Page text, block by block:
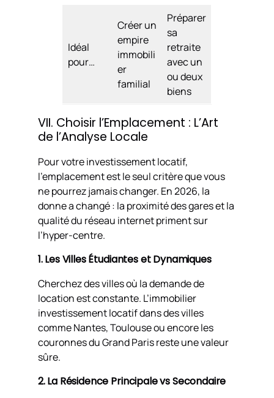
Idéal
pour…
Créer un
empire
immobili
er
familial
Préparer
sa
retraite
avec un
ou deux
biens
VII. Choisir l’Emplacement : L’Art
de l’Analyse Locale
Pour votre investissement locatif,
l’emplacement est le seul critère que vous
ne pourrez jamais changer. En 2026, la
donne a changé : la proximité des gares et la
qualité du réseau internet priment sur
l’hyper-centre.
1. Les Villes Étudiantes et Dynamiques
Cherchez des villes où la demande de
location est constante. L’immobilier
investissement locatif dans des villes
comme Nantes, Toulouse ou encore les
couronnes du Grand Paris reste une valeur
sûre.
2. La Résidence Principale vs Secondaire